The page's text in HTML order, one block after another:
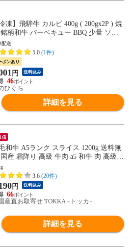
冷凍】飛騨牛 カルビ 400g ( 200gx2P ) 焼
柄和牛 バーベキュー BBQ 少量 ソロ
ンプ 送料無料 hrp
配送
5.0 (1件)
ポンあり
円 送料込み
46
ひぐち
詳細を見る
倍
和牛 A5ランク スライス 1200g 送料無
産 霜降り 高級 牛肉 a5 和牛 肉 高級肉
ぶしゃぶ すき焼き すき焼き肉 お取り
プレゼント
3.6 (20件)
円 送料込み
66
産直お取寄せ TOKKA ｰトッカｰ
詳細を見る